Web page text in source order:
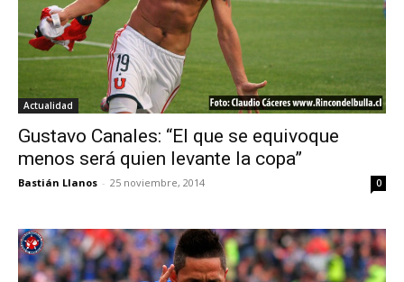
Actualidad
Gustavo Canales: “El que se equivoque
menos será quien levante la copa”
Bastián Llanos - 25 noviembre, 2014 0